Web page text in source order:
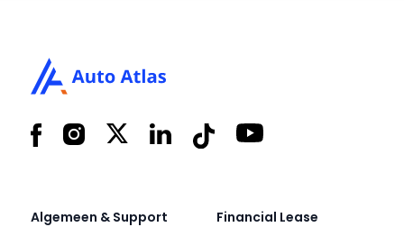
FacebookInstagram
X LinkedInTiktok YouTube
Algemeen & Support Financial Lease